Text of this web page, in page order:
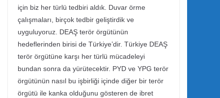
için biz her türlü tedbiri aldık. Duvar örme
çalışmaları, birçok tedbir geliştirdik ve
uyguluyoruz. DEAŞ terör örgütünün
hedeflerinden birisi de Türkiye’dir. Türkiye DEAŞ
terör örgütüne karşı her türlü mücadeleyi
bundan sonra da yürütecektir. PYD ve YPG terör
örgütünün nasıl bu işbirliği içinde diğer bir terör
örgütü ile kanka olduğunu gösteren de ibret